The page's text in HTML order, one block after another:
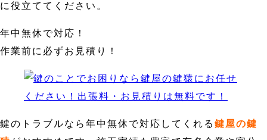
に役立ててください。
年中無休で対応！
作業前に必ずお見積り！
鍵のトラブルなら年中無休で対応してくれる 鍵屋の鍵